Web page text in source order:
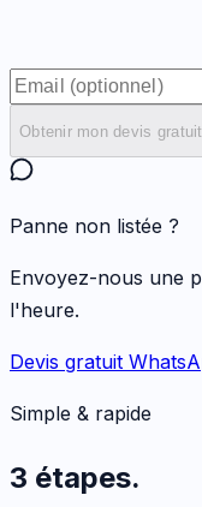
Obtenir mon devis
Panne non listée ?
Envoyez-nous une
l'heure.
Devis gratuit
Simple & rapide
3 étapes.